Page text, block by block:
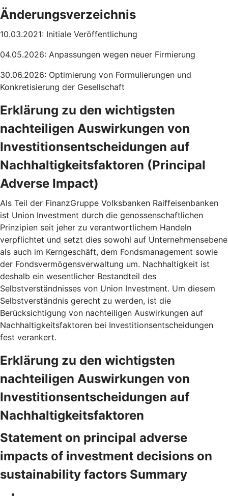
Änderungsverzeichnis
10.03.2021: Initiale Veröffentlichung
04.05.2026: Anpassungen wegen neuer Firmierung
30.06.2026: Optimierung von Formulierungen und
Konkretisierung der Gesellschaft
Erklärung zu den wichtigsten
nachteiligen Auswirkungen von
Investitionsentscheidungen auf
Nachhaltigkeitsfaktoren (Principal
Adverse Impact)
Als Teil der FinanzGruppe Volksbanken Raiffeisenbanken
ist Union Investment durch die genossenschaftlichen
Prinzipien seit jeher zu verantwortlichem Handeln
verpflichtet und setzt dies sowohl auf Unternehmensebene
als auch im Kerngeschäft, dem Fondsmanagement sowie
der Fondsvermögensverwaltung um. Nachhaltigkeit ist
deshalb ein wesentlicher Bestandteil des
Selbstverständnisses von Union Investment. Um diesem
Selbstverständnis gerecht zu werden, ist die
Berücksichtigung von nachteiligen Auswirkungen auf
Nachhaltigkeitsfaktoren bei Investitionsentscheidungen
fest verankert.
Erklärung zu den wichtigsten
nachteiligen Auswirkungen von
Investitionsentscheidungen auf
Nachhaltigkeitsfaktoren
Statement on principal adverse
impacts of investment decisions on
sustainability factors Summary